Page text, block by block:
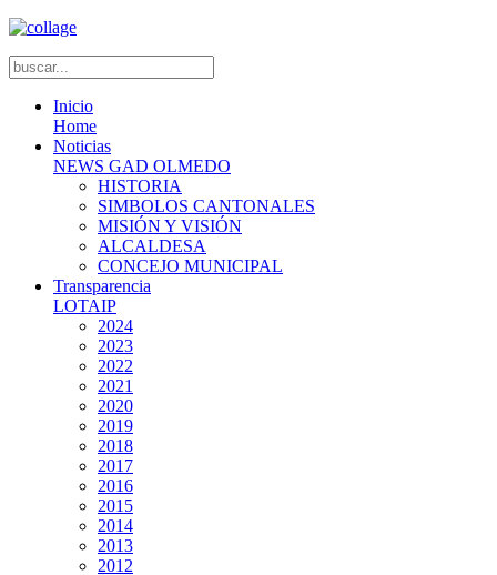
Inicio
Home
Noticias
NEWS GAD OLMEDO
HISTORIA
SIMBOLOS CANTONALES
MISIÓN Y VISIÓN
ALCALDESA
CONCEJO MUNICIPAL
Transparencia
LOTAIP
2024
2023
2022
2021
2020
2019
2018
2017
2016
2015
2014
2013
2012